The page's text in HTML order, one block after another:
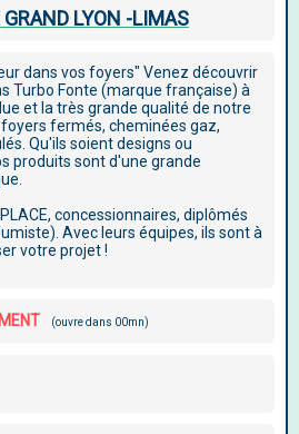
LYON -LIMAS
dans vos foyers" Venez découvrir
Turbo Fonte (marque française) à
et la très grande qualité de notre
fermés, cheminées gaz,
Qu'ils soient designs ou
produits sont d'une grande
concessionnaires, diplômés
Avec leurs équipes, ils sont à
votre projet !
(ouvre dans 00mn)